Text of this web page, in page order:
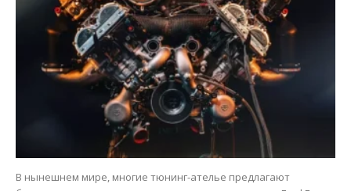
В нынешнем мире, многие тюнинг-ателье предлагают